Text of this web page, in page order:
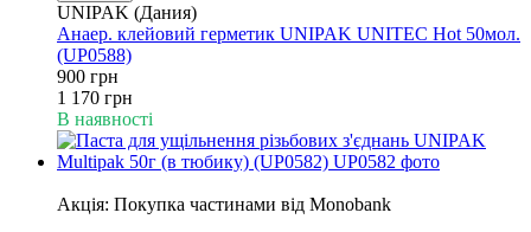
UNIPAK (Дания)
Анаер. клейовий герметик UNIPAK UNITEC Hot 50мол.
(UP0588)
900 грн
1 170 грн
В наявності
Акція: Покупка частинами від Monobank